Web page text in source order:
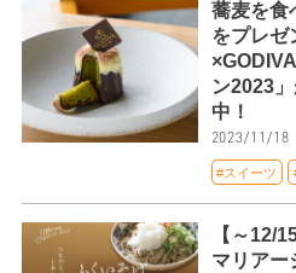
蕎麦を食
をプレゼ
ン2023
中！
2023/11/18
#スイーツ
【～12/
マリアー